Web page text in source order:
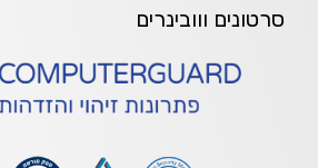
סרטונים ווובינרים